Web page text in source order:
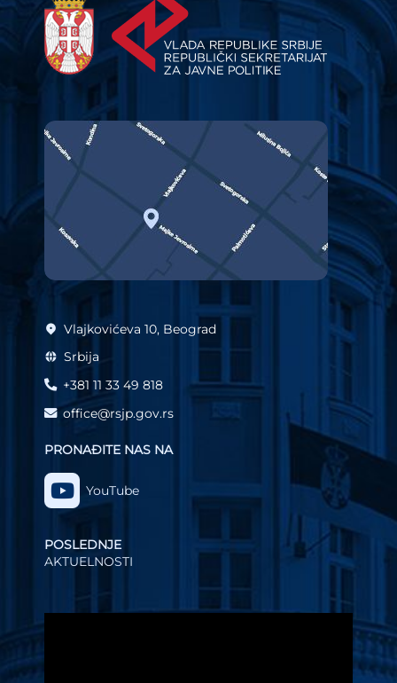
Vlajkovićeva 10, Beograd
Srbija
+381 11 33 49 818
office@rsjp.gov.rs
PRONAĐITE NAS NA
YouTube
POSLEDNJE
AKTUELNOSTI
Video